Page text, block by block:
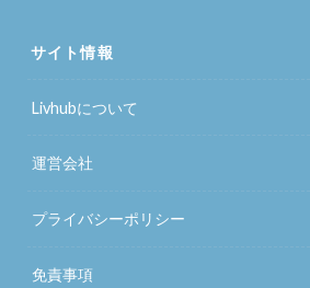
サイト情報
Livhubについて
運営会社
プライバシーポリシー
免責事項